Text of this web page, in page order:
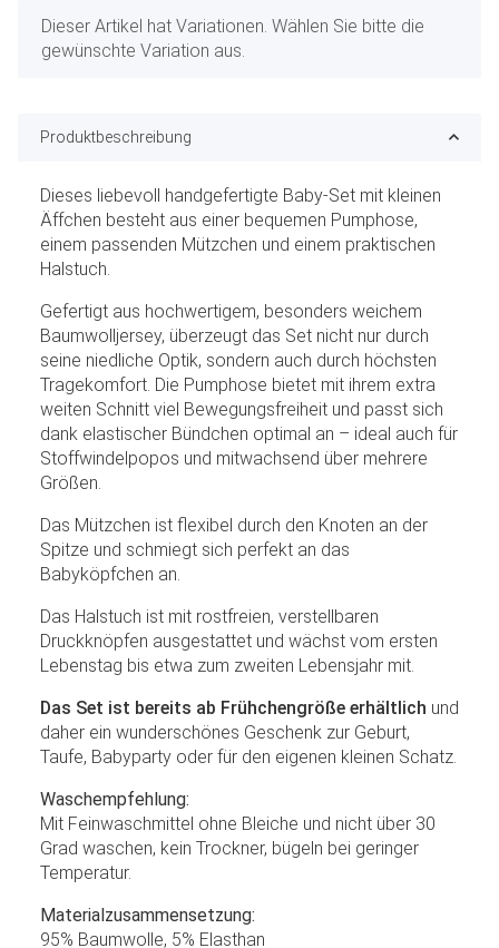
x
Dieser Artikel hat Variationen. Wählen Sie bitte die
gewünschte Variation aus.
Produktbeschreibung
Dieses liebevoll handgefertigte Baby-Set mit kleinen
Äffchen besteht aus einer bequemen Pumphose,
einem passenden Mützchen und einem praktischen
Halstuch.
Gefertigt aus hochwertigem, besonders weichem
Baumwolljersey, überzeugt das Set nicht nur durch
seine niedliche Optik, sondern auch durch höchsten
Tragekomfort. Die Pumphose bietet mit ihrem extra
weiten Schnitt viel Bewegungsfreiheit und passt sich
dank elastischer Bündchen optimal an – ideal auch für
Stoffwindelpopos und mitwachsend über mehrere
Größen.
Das Mützchen ist flexibel durch den Knoten an der
Spitze und schmiegt sich perfekt an das
Babyköpfchen an.
Das Halstuch ist mit rostfreien, verstellbaren
Druckknöpfen ausgestattet und wächst vom ersten
Lebenstag bis etwa zum zweiten Lebensjahr mit.
Das Set ist bereits ab Frühchengröße erhältlich und
daher ein wunderschönes Geschenk zur Geburt,
Taufe, Babyparty oder für den eigenen kleinen Schatz.
Waschempfehlung:
Mit Feinwaschmittel ohne Bleiche und nicht über 30
Grad waschen, kein Trockner, bügeln bei geringer
Temperatur.
Materialzusammensetzung:
95% Baumwolle, 5% Elasthan